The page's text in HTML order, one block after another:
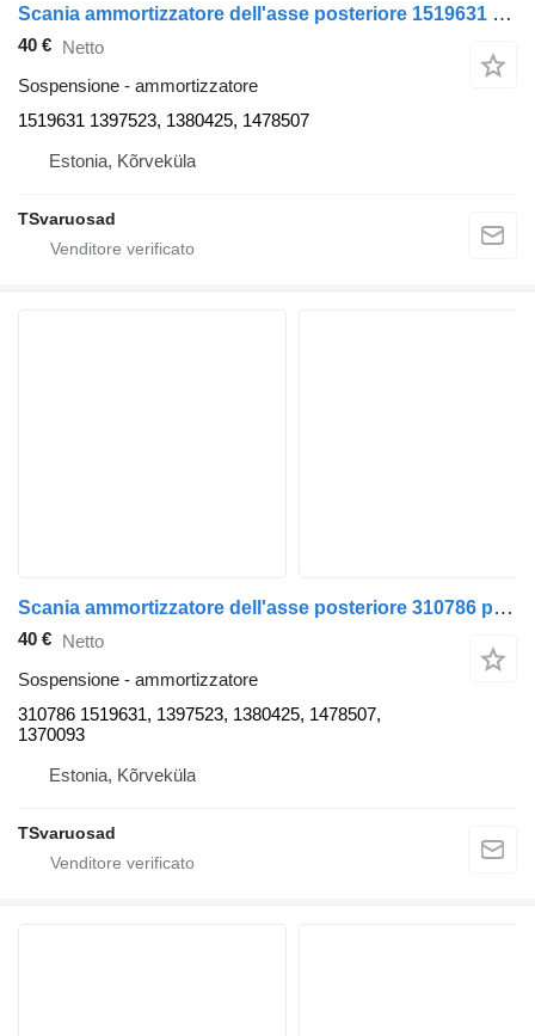
Scania ammortizzatore dell'asse posteriore 1519631 per trattore stradale Scania P380
40 € Netto
Sospensione - ammortizzatore
1519631 1397523, 1380425, 1478507
Estonia, Kõrveküla
TSvaruosad
Scania ammortizzatore dell'asse posteriore 310786 per trattore stradale Scania P380
40 € Netto
Sospensione - ammortizzatore
310786 1519631, 1397523, 1380425, 1478507,
1370093
Estonia, Kõrveküla
TSvaruosad